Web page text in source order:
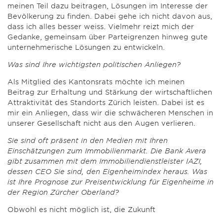
meinen Teil dazu beitragen, Lösungen im Interesse der
Bevölkerung zu finden. Dabei gehe ich nicht davon aus,
dass ich alles besser weiss. Vielmehr reizt mich der
Gedanke, gemeinsam über Parteigrenzen hinweg gute
unternehmerische Lösungen zu entwickeln.
Was sind Ihre wichtigsten politischen Anliegen?
Als Mitglied des Kantonsrats möchte ich meinen
Beitrag zur Erhaltung und Stärkung der wirtschaftlichen
Attraktivität des Standorts Zürich leisten. Dabei ist es
mir ein Anliegen, dass wir die schwächeren Menschen in
unserer Gesellschaft nicht aus den Augen verlieren.
Sie sind oft präsent in den Medien mit Ihren
Einschätzungen zum Immobilienmarkt. Die Bank Avera
gibt zusammen mit dem Immobiliendienstleister IAZI,
dessen CEO Sie sind, den Eigenheimindex heraus. Was
ist Ihre Prognose zur Preisentwicklung für Eigenheime in
der Region Zürcher Oberland?
Obwohl es nicht möglich ist, die Zukunft